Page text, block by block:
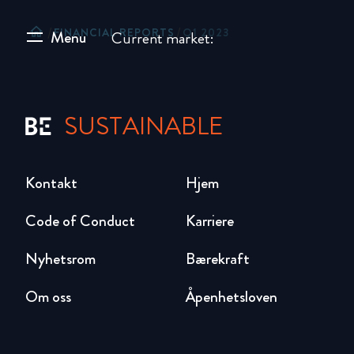
Menu Current market:
home FINANCIAL REPORTS Q1 2023
SUSTAINABLE
Hjem
Karriere
Bærekraft
Åpenhetsloven
Code of Conduct
Nyhetsrom
Om oss
Kontakt